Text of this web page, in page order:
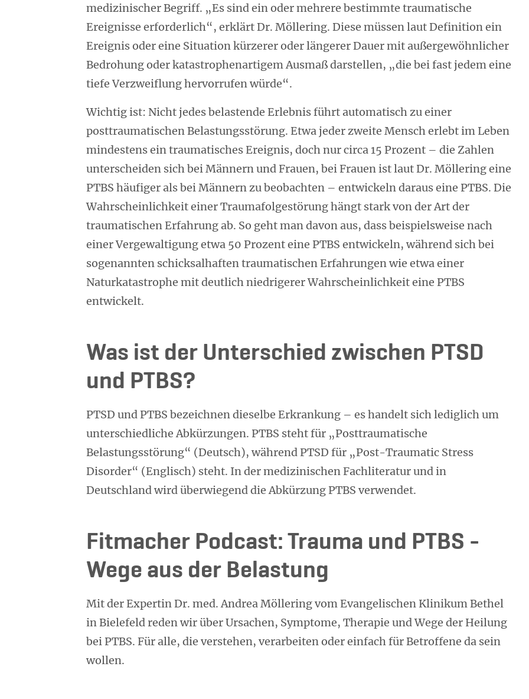
medizinischer Begriff. „Es sind ein oder mehrere bestimmte traumatische
Ereignisse erforderlich“, erklärt Dr. Möllering. Diese müssen laut Definition ein
Ereignis oder eine Situation kürzerer oder längerer Dauer mit außergewöhnlicher
Bedrohung oder katastrophenartigem Ausmaß darstellen, „die bei fast jedem eine
tiefe Verzweiflung hervorrufen würde“.
Wichtig ist: Nicht jedes belastende Erlebnis führt automatisch zu einer
posttraumatischen Belastungsstörung. Etwa jeder zweite Mensch erlebt im Leben
mindestens ein traumatisches Ereignis, doch nur circa 15 Prozent – die Zahlen
unterscheiden sich bei Männern und Frauen, bei Frauen ist laut Dr. Möllering eine
PTBS häufiger als bei Männern zu beobachten – entwickeln daraus eine PTBS. Die
Wahrscheinlichkeit einer Traumafolgestörung hängt stark von der Art der
traumatischen Erfahrung ab. So geht man davon aus, dass beispielsweise nach
einer Vergewaltigung etwa 50 Prozent eine PTBS entwickeln, während sich bei
sogenannten schicksalhaften traumatischen Erfahrungen wie etwa einer
Naturkatastrophe mit deutlich niedrigerer Wahrscheinlichkeit eine PTBS
entwickelt.
Was ist der Unterschied zwischen PTSD
und PTBS?
PTSD und PTBS bezeichnen dieselbe Erkrankung – es handelt sich lediglich um
unterschiedliche Abkürzungen. PTBS steht für „Posttraumatische
Belastungsstörung“ (Deutsch), während PTSD für „Post-Traumatic Stress
Disorder“ (Englisch) steht. In der medizinischen Fachliteratur und in
Deutschland wird überwiegend die Abkürzung PTBS verwendet.
Fitmacher Podcast: Trauma und PTBS -
Wege aus der Belastung
Mit der Expertin Dr. med. Andrea Möllering vom Evangelischen Klinikum Bethel
in Bielefeld reden wir über Ursachen, Symptome, Therapie und Wege der Heilung
bei PTBS. Für alle, die verstehen, verarbeiten oder einfach für Betroffene da sein
wollen.